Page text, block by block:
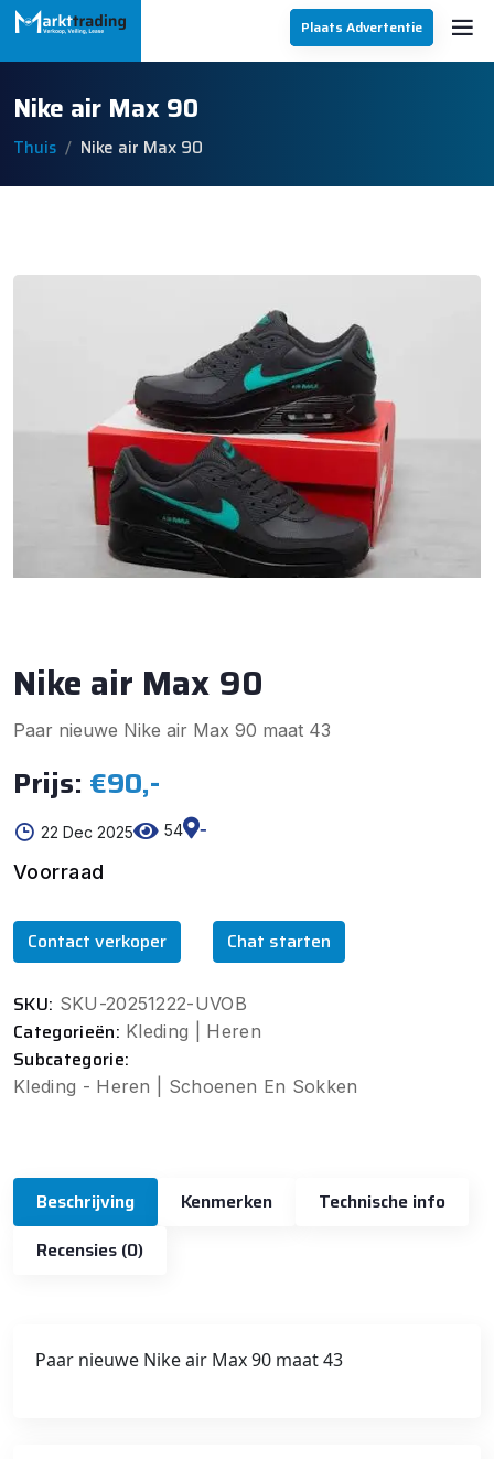
Plaats Advertentie
Nike air Max 90
Thuis Nike air Max 90
Nike air Max 90
Paar nieuwe Nike air Max 90 maat 43
Prijs: €90,-
22 Dec 2025 54
-
Voorraad
Contact verkoper Chat starten
SKU: SKU-20251222-UVOB
Categorieën: Kleding | Heren
Subcategorie:
Kleding - Heren | Schoenen En Sokken
Beschrijving Kenmerken
Technische info
Recensies (0)
Paar nieuwe Nike air Max 90 maat 43